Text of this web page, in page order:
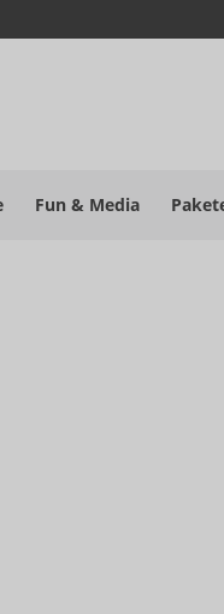
Fun & Media